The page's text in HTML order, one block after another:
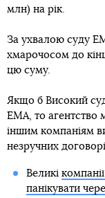
млн) на рік.
За ухвалою суду
хмарочосом до
цю суму.
Якщо б Високий
EMA, то
іншим компаніям
незручних
Великі
панікувати